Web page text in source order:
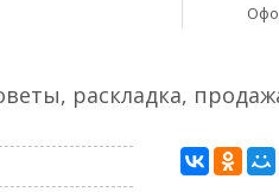
раскладка,